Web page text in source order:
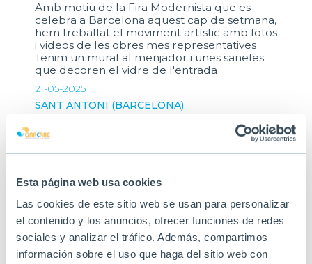
Esta página web usa cookies
Las cookies de este sitio web se usan para personalizar
el contenido y los anuncios, ofrecer funciones de redes
sociales y analizar el tráfico. Además, compartimos
información sobre el uso que haga del sitio web con
Amb motiu de la Fira Modernista que es
celebra a Barcelona aquest cap de setmana,
hem treballat el moviment artístic amb fotos
i videos de les obres mes representatives
Tenim un mural al menjador i unes sanefes
que decoren el vidre de l'entrada
21-05-2025
SANT ANTONI (BARCELONA)